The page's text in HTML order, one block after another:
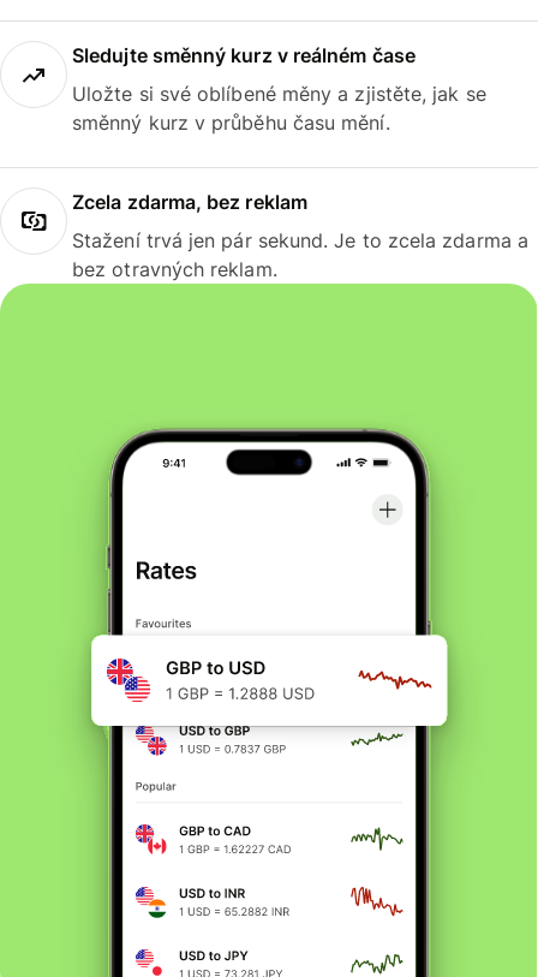
Sledujte směnný kurz v reálném čase
Uložte si své oblíbené měny a zjistěte, jak se
směnný kurz v průběhu času mění.
Zcela zdarma, bez reklam
Stažení trvá jen pár sekund. Je to zcela zdarma a
bez otravných reklam.